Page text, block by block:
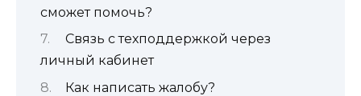
сможет помочь?
Связь с техподдержкой через
личный кабинет
Как написать жалобу?